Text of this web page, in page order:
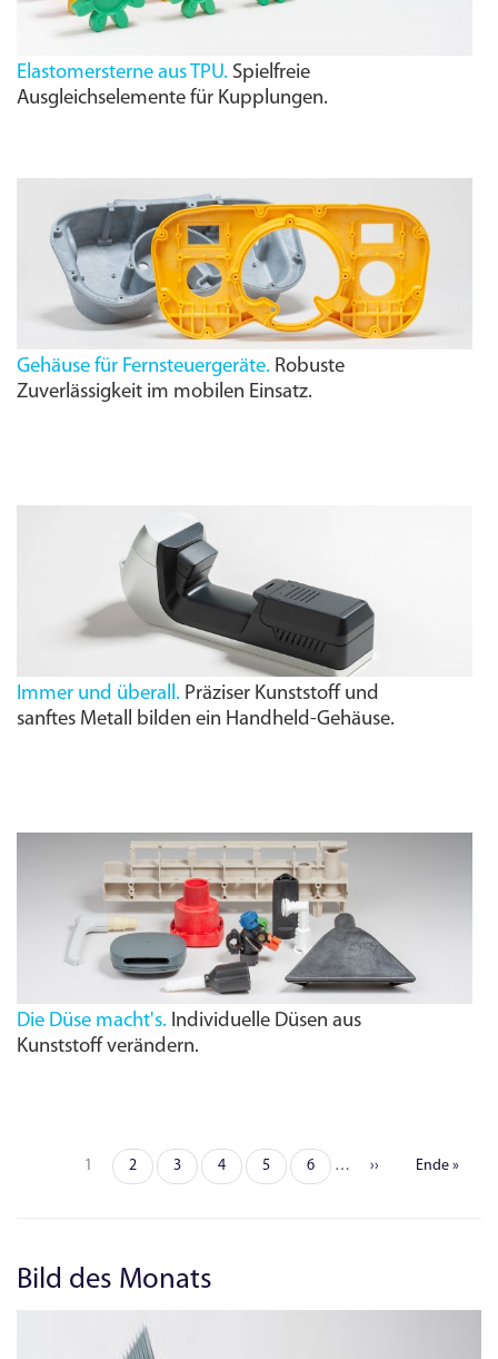
Elastomersterne aus TPU. Spielfreie
Ausgleichselemente für Kupplungen.
Gehäuse für Fernsteuergeräte. Robuste
Zuverlässigkeit im mobilen Einsatz.
Immer und überall. Präziser Kunststoff und
sanftes Metall bilden ein Handheld-Gehäuse.
Die Düse macht's. Individuelle Düsen aus
Kunststoff verändern.
Seitennummerierung
Seite
1 Seite
2 Seite
3 Seite
4 Seite
5 Seite
6 …
Nächste
››
Letzte
Ende »
Bild des Monats